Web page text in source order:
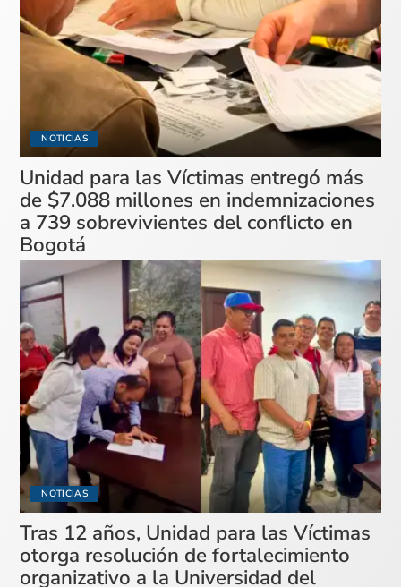
NOTICIAS
Unidad para las Víctimas entregó más
de $7.088 millones en indemnizaciones
a 739 sobrevivientes del conflicto en
Bogotá
NOTICIAS
Tras 12 años, Unidad para las Víctimas
otorga resolución de fortalecimiento
organizativo a la Universidad del